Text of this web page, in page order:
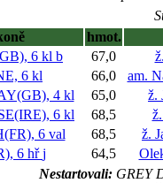
hmot.
6 kl b 67,0
6 kl 66,0
am.
4 kl 65,0
ž.
6 kl 68,5
6 val 68,5
ž.
6 hřj 64,5
Nestartovali: GREY